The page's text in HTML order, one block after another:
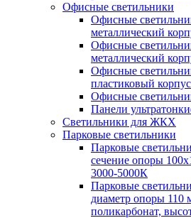
Офисные светильники
Офисные
металлический
Офисные
металлический
Офисные
пластиковый
Офисные
Панели
Светильники для ЖКХ
Парковые светильники
Парковые
сечение опоры
3000-5000К
Парковые
диаметр опоры 110
поликарбонат,